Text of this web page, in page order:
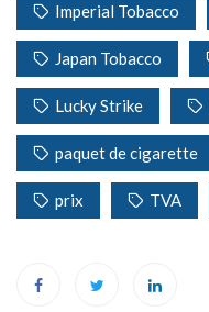
Imperial Tobacco
Japan Tobacco
Lucky Strike
paquet de cigarette
prix TVA